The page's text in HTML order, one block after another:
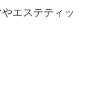
エステティッ